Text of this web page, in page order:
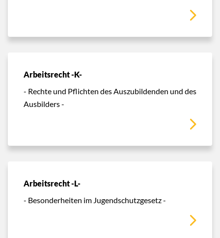
Arbeitsrecht -K-
- Rechte und Pflichten des Auszubildenden und des
Ausbilders -
Arbeitsrecht -L-
- Besonderheiten im Jugendschutzgesetz -